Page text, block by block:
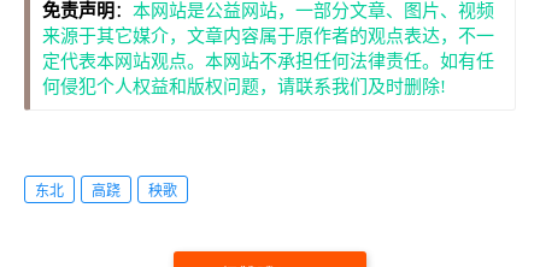
免责声明 ： 本网站是公益网站，一部分文章、图片、视频
来源于其它媒介，文章内容属于原作者的观点表达，不一
定代表本网站观点。本网站不承担任何法律责任。如有任
何侵犯个人权益和版权问题，请联系我们及时删除!
东北 高跷 秧歌